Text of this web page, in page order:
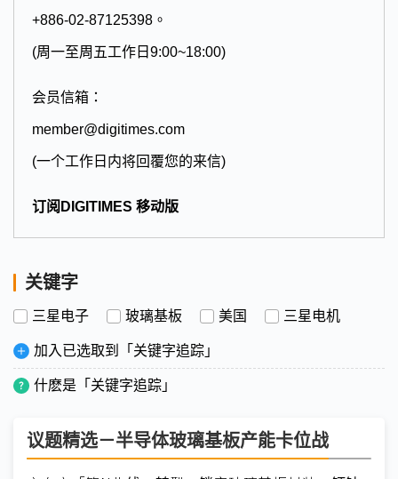
+886-02-87125398。
(周一至周五工作日9:00~18:00)
会员信箱：
member@digitimes.com
(一个工作日内将回覆您的来信)
订阅DIGITIMES 移动版
关键字
三星电子 玻璃基板 美国 三星电机
加入已选取到「关键字追踪」
什麽是「关键字追踪」
议题精选－半导体玻璃基板产能卡位战